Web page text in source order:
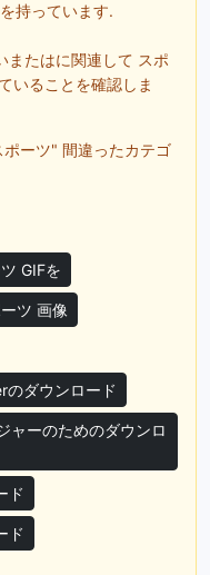
持っています.
またはに関連して スポ
いることを確認しま
ーツ" 間違ったカテゴ
GIFを
ツ 画像
ダウンロード
ャーのためのダウンロ
ド
ド